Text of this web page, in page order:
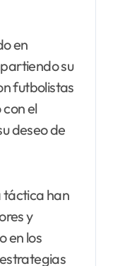
en
su
futbolistas
el
deseo de
táctica han
y
en los